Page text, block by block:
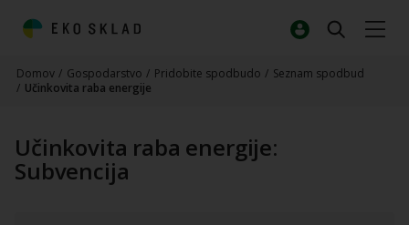
Domov / Gospodarstvo / Pridobite spodbudo / Seznam spodbud
/ Učinkovita raba energije
Učinkovita raba energije:
Subvencija